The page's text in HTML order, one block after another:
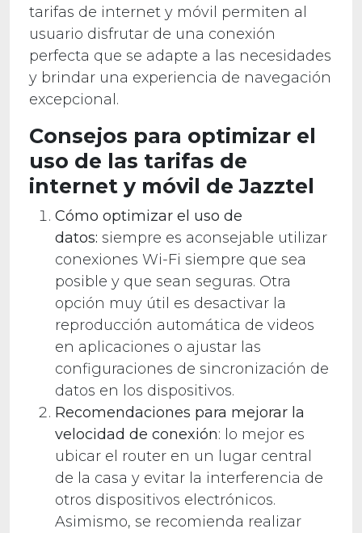
tarifas de internet y móvil permiten al
usuario disfrutar de una conexión
perfecta que se adapte a las necesidades
y brindar una experiencia de navegación
excepcional.
Consejos para optimizar el
uso de las tarifas de
internet y móvil de Jazztel
Cómo optimizar el uso de
datos: siempre es aconsejable utilizar
conexiones Wi-Fi siempre que sea
posible y que sean seguras. Otra
opción muy útil es desactivar la
reproducción automática de videos
en aplicaciones o ajustar las
configuraciones de sincronización de
datos en los dispositivos.
Recomendaciones para mejorar la
velocidad de conexión: lo mejor es
ubicar el router en un lugar central
de la casa y evitar la interferencia de
otros dispositivos electrónicos.
Asimismo, se recomienda realizar